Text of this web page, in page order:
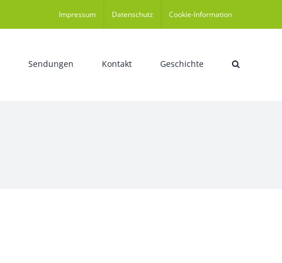
Impressum Datenschutz Cookie-Information
Sendungen Kontakt Geschichte